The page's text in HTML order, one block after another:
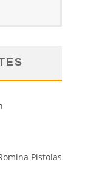
Pistolas